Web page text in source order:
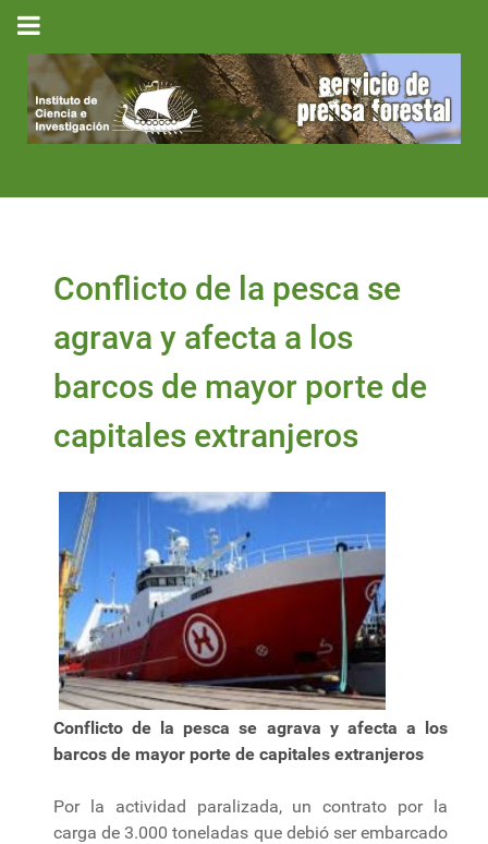
Conflicto de la pesca se
agrava y afecta a los
barcos de mayor porte de
capitales extranjeros
Conflicto de la pesca se agrava y afecta a los
barcos de mayor porte de capitales extranjeros
Por la actividad paralizada, un contrato por la
carga de 3.000 toneladas que debió ser embarcado